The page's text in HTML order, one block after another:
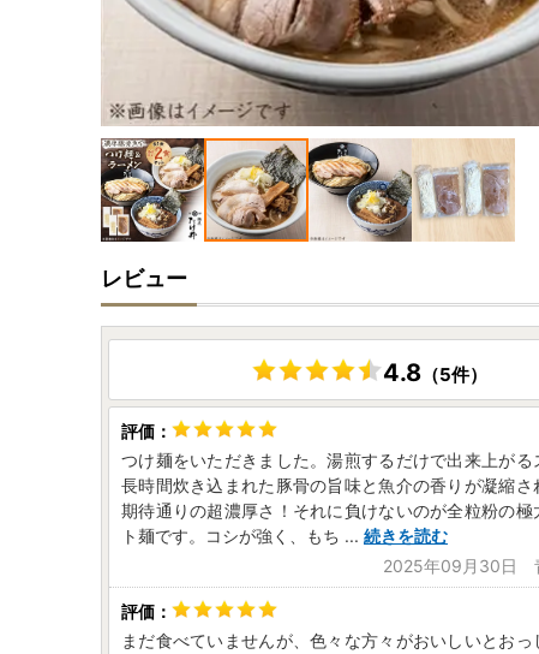
レビュー
4.8 （5件）
つけ麺をいただきました。湯煎するだけで出来上がる
長時間炊き込まれた豚骨の旨味と魚介の香りが凝縮さ
期待通りの超濃厚さ！それに負けないのが全粒粉の極
ト麺です。コシが強く、もち ... 続きを読む
2025年09月30日
まだ食べていませんが、色々な方々がおいしいとおっ